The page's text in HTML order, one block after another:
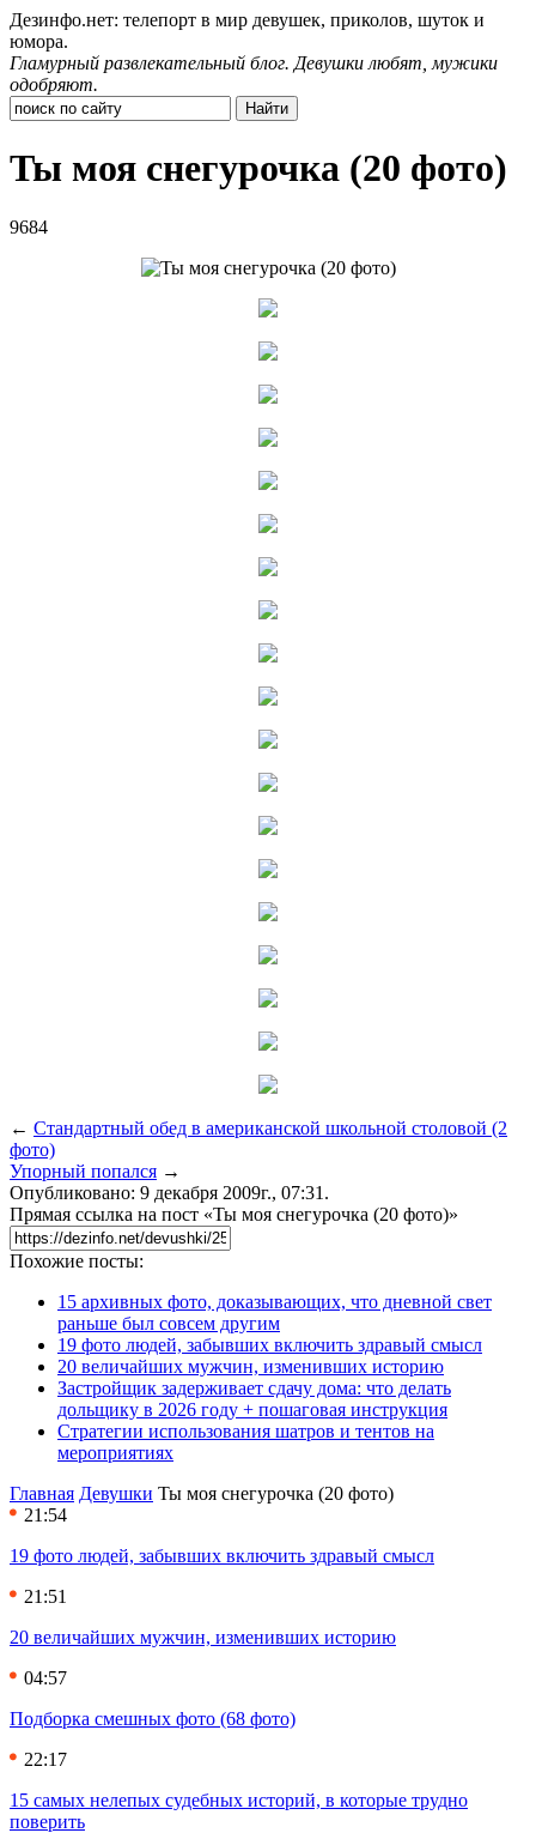
Дезинфо.нет: телепорт в мир девушек, приколов, шуток и
юмора.
Гламурный развлекательный блог. Девушки любят, мужики
одобряют.
Ты моя снегурочка (20 фото)
9684
← Стандартный обед в американской школьной столовой (2
фото)
Упорный попался →
Опубликовано: 9 декабря 2009г., 07:31.
Прямая ссылка на пост «Ты моя снегурочка (20 фото)»
Похожие посты:
15 архивных фото, доказывающих, что дневной свет
раньше был совсем другим
19 фото людей, забывших включить здравый смысл
20 величайших мужчин, изменивших историю
Застройщик задерживает сдачу дома: что делать
дольщику в 2026 году + пошаговая инструкция
Стратегии использования шатров и тентов на
мероприятиях
Главная Девушки Ты моя снегурочка (20 фото)
21:54
19 фото людей, забывших включить здравый смысл
21:51
20 величайших мужчин, изменивших историю
04:57
Подборка смешных фото (68 фото)
22:17
15 самых нелепых судебных историй, в которые трудно
поверить